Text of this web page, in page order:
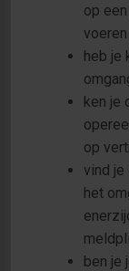
op
voeren
heb je
ken je
op
vind je
het
ben je